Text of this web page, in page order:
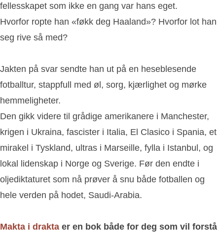
fellesskapet som ikke en gang var hans eget.
Hvorfor ropte han «føkk deg Haaland»? Hvorfor lot han
seg rive så med?
Jakten på svar sendte han ut på en heseblesende
fotballtur, stappfull med øl, sorg, kjærlighet og mørke
hemmeligheter.
Den gikk videre til grådige amerikanere i Manchester,
krigen i Ukraina, fascister i Italia, El Clasico i Spania, et
mirakel i Tyskland, ultras i Marseille, fylla i Istanbul, og
lokal lidenskap i Norge og Sverige. Før den endte i
oljediktaturet som nå prøver å snu både fotballen og
hele verden på hodet, Saudi-Arabia.
Makta i drakta er en bok både for deg som vil forstå